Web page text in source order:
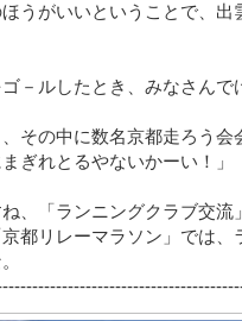
ほうがいいということで、
－ルしたとき、みなさんで
その中に数名京都走ろう会
ぎれとるやないかーい！」
、「ランニングクラブ交流
都リレーマラソン」では、